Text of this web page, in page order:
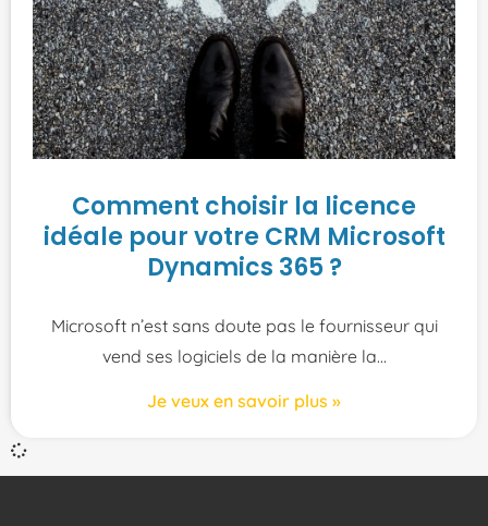
Comment choisir la licence
idéale pour votre CRM Microsoft
Dynamics 365 ?
Microsoft n’est sans doute pas le fournisseur qui
vend ses logiciels de la manière la
Je veux en savoir plus »